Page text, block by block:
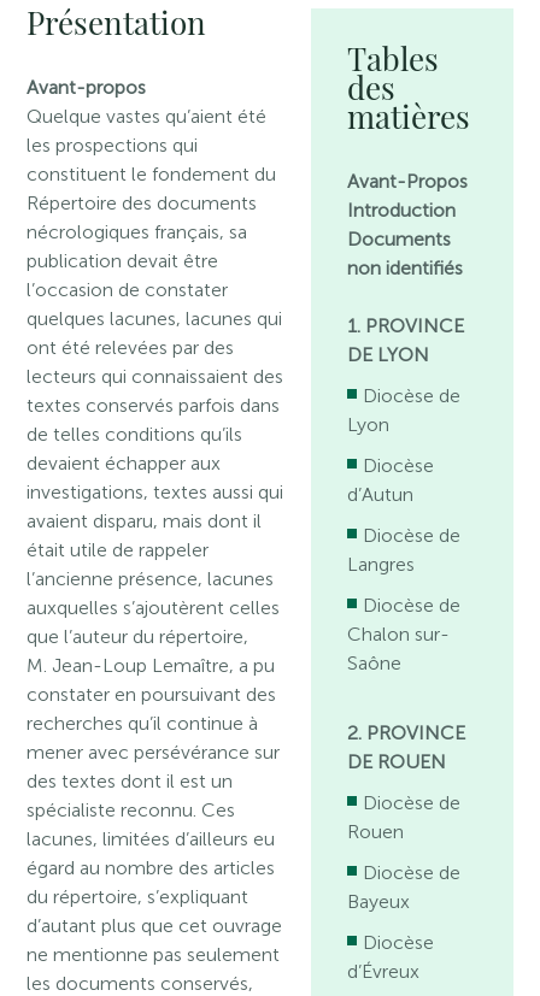
Présentation
Avant-propos
Quelque vastes qu’aient été
les prospections qui
constituent le fondement du
Répertoire des documents
nécrologiques français, sa
publication devait être
l’occasion de constater
quelques lacunes, lacunes qui
ont été relevées par des
lecteurs qui connaissaient des
textes conservés parfois dans
de telles conditions qu’ils
devaient échapper aux
investigations, textes aussi qui
avaient disparu, mais dont il
était utile de rappeler
l’ancienne présence, lacunes
auxquelles s’ajoutèrent celles
que l’auteur du répertoire,
M. Jean-Loup Lemaître, a pu
constater en poursuivant des
recherches qu’il continue à
mener avec persévérance sur
des textes dont il est un
spécialiste reconnu. Ces
lacunes, limitées d’ailleurs eu
égard au nombre des articles
du répertoire, s’expliquant
d’autant plus que cet ouvrage
ne mentionne pas seulement
les documents conservés,
Tables
des
matières
Avant-Propos
Introduction
Documents
non identifiés
1. PROVINCE
DE LYON
Diocèse de
Lyon
Diocèse
d’Autun
Diocèse de
Langres
Diocèse de
Chalon sur-
Saône
2. PROVINCE
DE ROUEN
Diocèse de
Rouen
Diocèse de
Bayeux
Diocèse
d’Évreux